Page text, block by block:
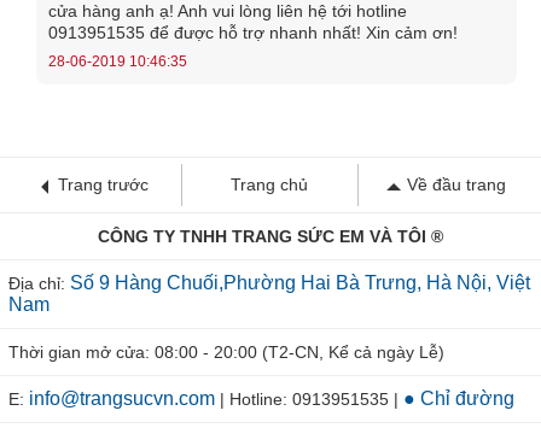
cửa hàng anh ạ! Anh vui lòng liên hệ tới hotline
0913951535 để được hỗ trợ nhanh nhất! Xin cảm ơn!
28-06-2019 10:46:35
Trang trước Trang chủ Về đầu trang
CÔNG TY TNHH TRANG SỨC EM VÀ TÔI ®
Địa chỉ: Số 9 Hàng Chuối,Phường Hai Bà Trưng, Hà Nội, Việt
Nam
Thời gian mở cửa: 08:00 - 20:00 (T2-CN, Kể cả ngày Lễ)
E: info@trangsucvn.com | Hotline: 0913951535 | ● Chỉ đường